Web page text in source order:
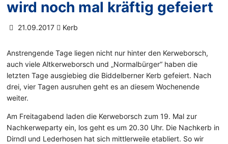
wird noch mal kräftig gefeiert
21.09.2017 Kerb
Anstrengende Tage liegen nicht nur hinter den Kerweborsch,
auch viele Altkerweborsch und „Normalbürger“ haben die
letzten Tage ausgiebieg die Biddelberner Kerb gefeiert. Nach
drei, vier Tagen ausruhen geht es an diesem Wochenende
weiter.
Am Freitagabend laden die Kerweborsch zum 19. Mal zur
Nachkerweparty ein, los geht es um 20.30 Uhr. Die Nachkerb in
Dirndl und Lederhosen hat sich mittlerweile etabliert. So wir